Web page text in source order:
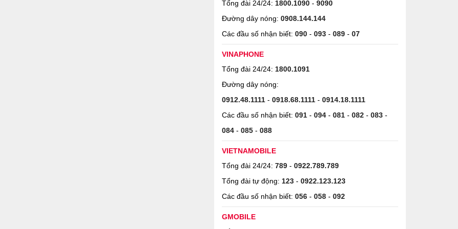
Tổng đài 24/24: 1800.1090 - 9090
Đường dây nóng: 0908.144.144
Các đầu số nhận biết: 090 - 093 - 089 - 07
VINAPHONE
Tổng đài 24/24: 1800.1091
Đường dây nóng:
0912.48.1111 - 0918.68.1111 - 0914.18.1111
Các đầu số nhận biết: 091 - 094 - 081 - 082 - 083 -
084 - 085 - 088
VIETNAMOBILE
Tổng đài 24/24: 789 - 0922.789.789
Tổng đài tự động: 123 - 0922.123.123
Các đầu số nhận biết: 056 - 058 - 092
GMOBILE